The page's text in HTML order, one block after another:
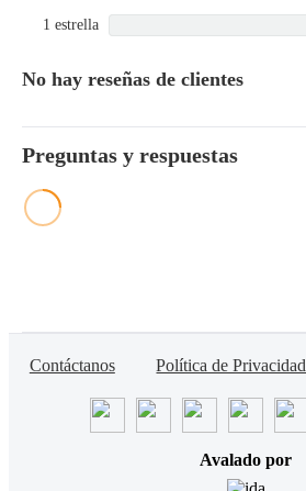
1 estrella
No hay reseñas de clientes
Preguntas y respuestas
Contáctanos Política de Privacidad
Avalado por